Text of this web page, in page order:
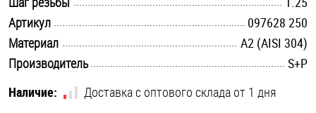
Такелаж
Хомуты
Шайбы
Артикул
097628 250
Материал
А2 (AISI 304)
Производитель
S+P
Наличие:
Доставка с оптового склада от 1 дня